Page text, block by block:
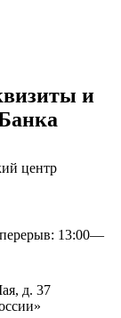
и
центр
13:00—
д. 37